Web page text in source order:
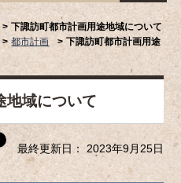
下諏訪町都市計画用途地域について
都市計画
下諏訪町都市計画用途
地域について
最終更新日： 2023年9月25日